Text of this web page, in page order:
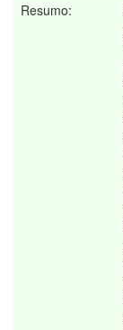
Resumo: